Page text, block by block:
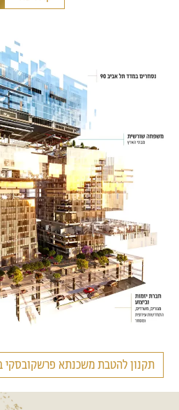
תקנון להטבת משכנתא פרשקובסקי